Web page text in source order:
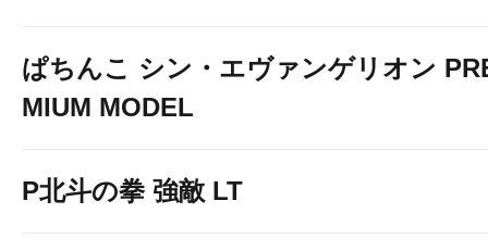
ぱちんこ シン・エヴァンゲリオン
MIUM MODEL
P北斗の拳 強敵 LT